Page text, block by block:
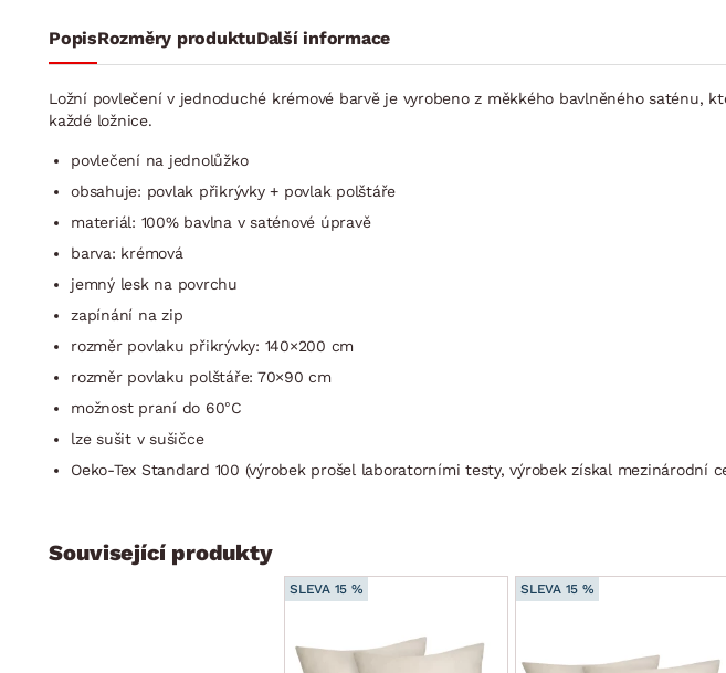
PopisRozměry produktuDalší informace
Ložní povlečení v jednoduché krémové barvě je vyrobeno z měkkého bavlněného
každé ložnice.
povlečení na jednolůžko
obsahuje: povlak přikrývky + povlak polštáře
materiál: 100% bavlna v saténové úpravě
barva: krémová
jemný lesk na povrchu
zapínání na zip
rozměr povlaku přikrývky: 140×200 cm
rozměr povlaku polštáře: 70×90 cm
možnost praní do 60°C
lze sušit v sušičce
Oeko-Tex Standard 100 (výrobek prošel laboratorními testy, výrobek získal mezinárodní
Související produkty
SLEVA 15 % SLEVA 15 %